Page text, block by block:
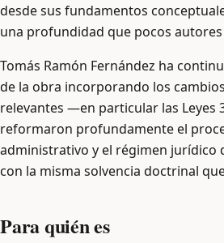
desde sus fundamentos
una profundidad que pocos
Tomás Ramón Fernández ha
de la obra incorporando los
relevantes —en particular las Leyes
reformaron profundamente el
administrativo y el régimen
con la misma solvencia doctrinal
Para quién es